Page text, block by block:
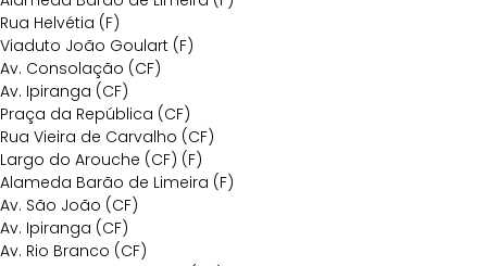
Rua Helvétia (F)
Viaduto João Goulart (F)
Av. Consolação (CF)
Av. Ipiranga (CF)
Praça da República (CF)
Rua Vieira de Carvalho (CF)
Largo do Arouche (CF) (F)
Alameda Barão de Limeira (F)
Av. São João (CF)
Av. Ipiranga (CF)
Av. Rio Branco (CF)